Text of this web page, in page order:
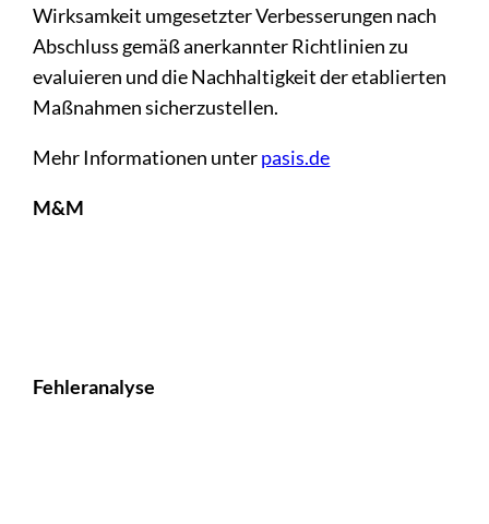
Wirksamkeit umgesetzter Verbesserungen nach
Abschluss gemäß anerkannter Richtlinien zu
evaluieren und die Nachhaltigkeit der etablierten
Maßnahmen sicherzustellen.
Mehr Informationen unterpasis.de
M&M
Fehleranalyse